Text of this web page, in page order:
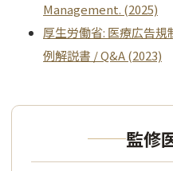
Management. (2025)
厚生労働省: 医療広告
例解説書 / Q&A (2023)
監修